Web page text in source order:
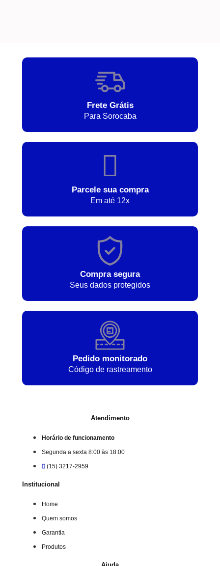
Frete Grátis
Para Sorocaba
Parcele sua compra
Em até 12x
Compra segura
Seus dados protegidos
Pedido monitorado
Código de rastreamento
Atendimento
Horário de funcionamento
Segunda a sexta 8:00 às 18:00
(15) 3217-2959
Institucional
Home
Quem somos
Garantia
Produtos